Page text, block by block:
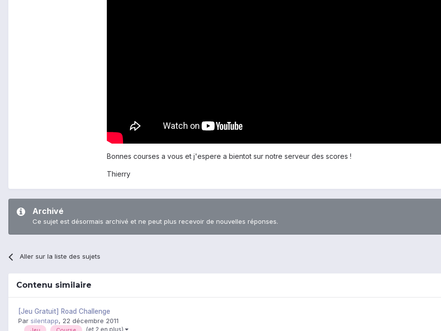
Bonnes courses a vous et j'espere a bientot sur notre serveur des scores !
Thierry
Archivé
Ce sujet est désormais archivé et ne peut plus recevoir de nouvelles réponses.
Aller sur la liste des sujets
Contenu similaire
[Jeu Gratuit] Road Challenge
Par silentapp, 22 décembre 2011
(et 2 en plus)